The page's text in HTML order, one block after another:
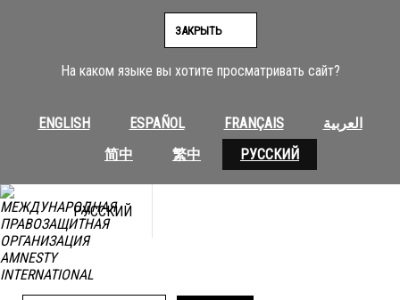
На каком языке вы хотите просматривать сайт?
ENGLISH ESPAÑOL FRANÇAIS
العربية
简中
繁中 РУССКИЙ
ЗАКРЫТЬ
РУССКИЙ